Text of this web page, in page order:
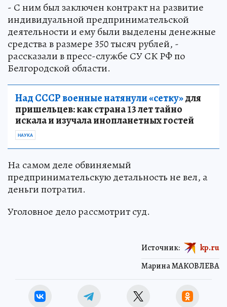
- С ним был заключен контракт на развитие
индивидуальной предпринимательской
деятельности и ему были выделены денежные
средства в размере 350 тысяч рублей, -
рассказали в пресс-службе СУ СК РФ по
Белгородской области.
Над СССР военные натянули «сетку»для
пришельцев: как страна 13 лет тайно
искала и изучала инопланетных гостей
НАУКА
На самом деле обвиняемый
предпринимательскую детальность не вел, а
деньги потратил.
Уголовное дело рассмотрит суд.
Марина МАКОВЛЕВА
Источник: kp.ru